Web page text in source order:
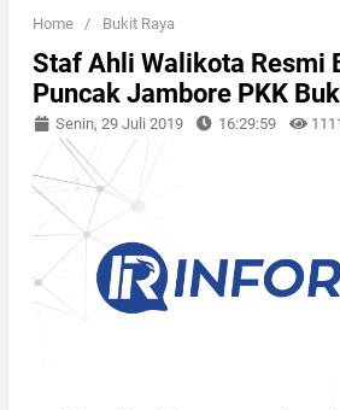
Home / Bukit Raya
Staf Ahli Walikota Resmi
Puncak Jambore PKK
Senin, 29 Juli 2019 16:29:59